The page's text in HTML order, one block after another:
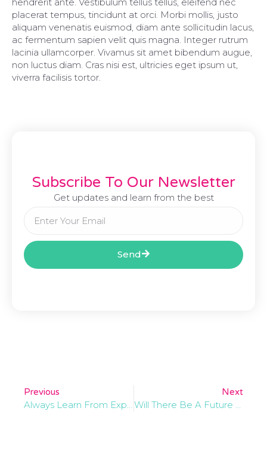
placerat tempus, tincidunt at orci. Morbi mollis, justo
aliquam venenatis euismod, diam ante sollicitudin lacus,
ac fermentum sapien velit quis magna. Integer rutrum
lacinia ullamcorper. Vivamus sit amet bibendum augue,
non luctus diam. Cras nisi est, ultricies eget ipsum ut,
viverra facilisis tortor.
Subscribe To Our Newsletter
Get updates and learn from the best
Send
Previous Next